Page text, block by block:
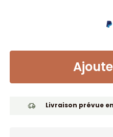
Livraison prévue